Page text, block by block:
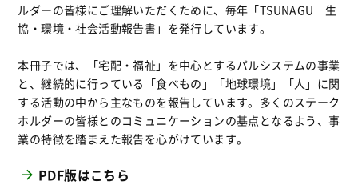
ルダーの皆様にご理解いただくために、毎年「TSUNAGU 生
協・環境・社会活動報告書」を発行しています。
本冊子では、「宅配・福祉」を中心とするパルシステムの事業
と、継続的に行っている「食べもの」「地球環境」「人」に関
する活動の中から主なものを報告しています。多くのステーク
ホルダーの皆様とのコミュニケーションの基点となるよう、事
業の特徴を踏まえた報告を心がけています。
PDF版はこちら